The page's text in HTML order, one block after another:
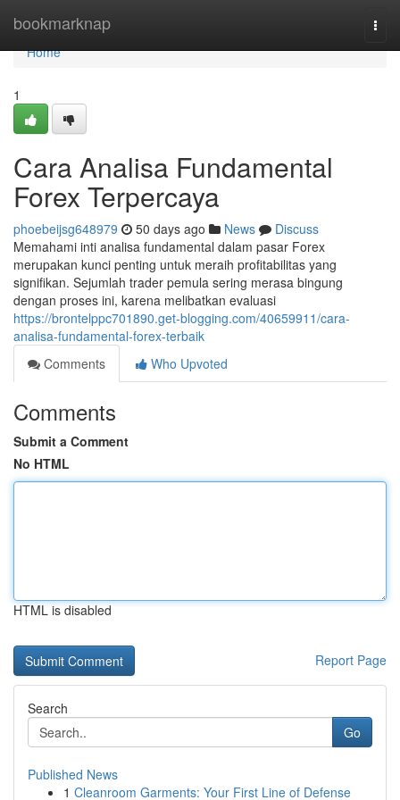
bookmarknap
Home
Home
1
Cara Analisa Fundamental
Forex Terpercaya
phoebeijsg648979 50 days ago News
Discuss
Memahami inti analisa fundamental dalam pasar Forex
merupakan kunci penting untuk meraih profitabilitas yang
signifikan. Sejumlah trader pemula sering merasa bingung
dengan proses ini, karena melibatkan evaluasi
https://brontelppc701890.get-blogging.com/40659911/cara-
analisa-fundamental-forex-terbaik
Comments
Who Upvoted
Comments
Submit a Comment
No HTML
HTML is disabled
Report Page
Search
Go
Published News
1 Cleanroom Garments: Your First Line of Defense